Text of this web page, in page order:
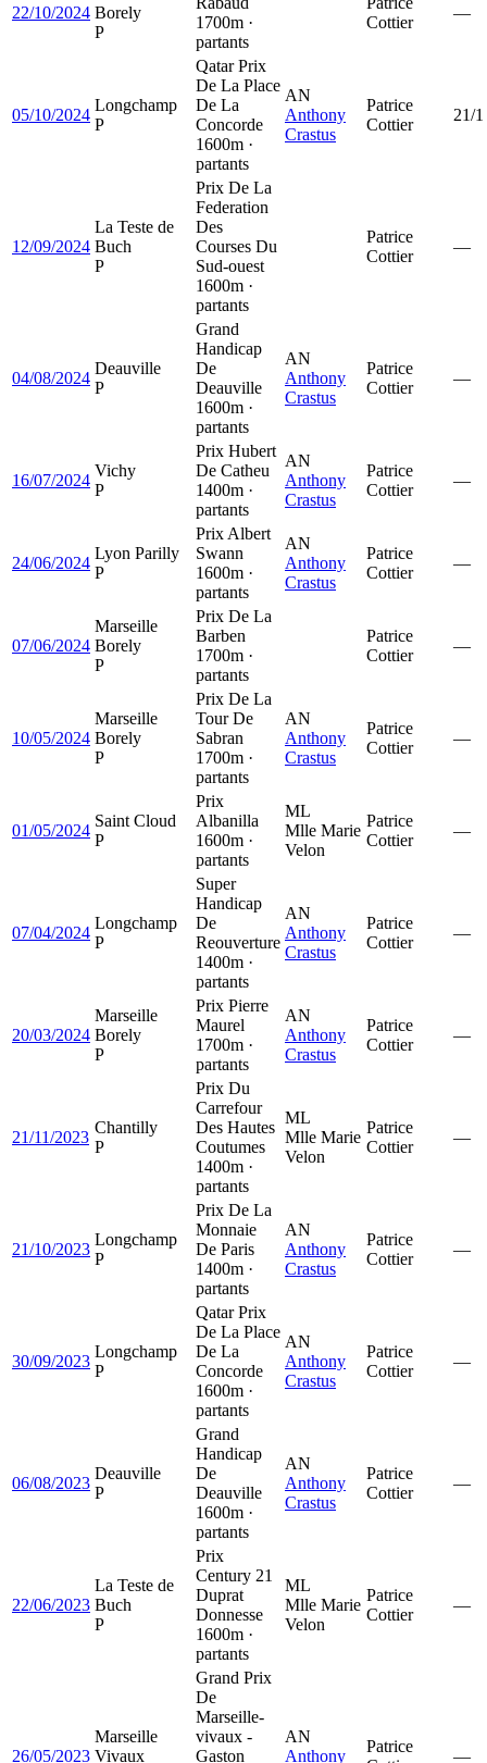
22/10/2024 Borely
P
1700m ·
partants
Cottier
—
05/10/2024
Longchamp
P
Qatar Prix
De La Place
De La
Concorde
1600m ·
partants
AN
Anthony
Crastus
Patrice
Cottier
21/1
12/09/2024
La Teste de
Buch
P
Prix De La
Federation
Des
Courses Du
Sud-ouest
1600m ·
partants
Patrice
Cottier
—
04/08/2024
Deauville
P
Grand
Handicap
De
Deauville
1600m ·
partants
AN
Anthony
Crastus
Patrice
Cottier
—
16/07/2024
Vichy
P
Prix Hubert
De Catheu
1400m ·
partants
AN
Anthony
Crastus
Patrice
Cottier
—
24/06/2024
Lyon Parilly
P
Prix Albert
Swann
1600m ·
partants
AN
Anthony
Crastus
Patrice
Cottier
—
07/06/2024
Marseille
Borely
P
Prix De La
Barben
1700m ·
partants
Patrice
Cottier
—
10/05/2024
Marseille
Borely
P
Prix De La
Tour De
Sabran
1700m ·
partants
AN
Anthony
Crastus
Patrice
Cottier
—
01/05/2024
Saint Cloud
P
Prix
Albanilla
1600m ·
partants
ML
Mlle Marie
Velon
Patrice
Cottier
—
07/04/2024
Longchamp
P
Super
Handicap
De
Reouverture
1400m ·
partants
AN
Anthony
Crastus
Patrice
Cottier
—
20/03/2024
Marseille
Borely
P
Prix Pierre
Maurel
1700m ·
partants
AN
Anthony
Crastus
Patrice
Cottier
—
21/11/2023
Chantilly
P
Prix Du
Carrefour
Des Hautes
Coutumes
1400m ·
partants
ML
Mlle Marie
Velon
Patrice
Cottier
—
21/10/2023
Longchamp
P
Prix De La
Monnaie
De Paris
1400m ·
partants
AN
Anthony
Crastus
Patrice
Cottier
—
30/09/2023
Longchamp
P
Qatar Prix
De La Place
De La
Concorde
1600m ·
partants
AN
Anthony
Crastus
Patrice
Cottier
—
06/08/2023
Deauville
P
Grand
Handicap
De
Deauville
1600m ·
partants
AN
Anthony
Crastus
Patrice
Cottier
—
22/06/2023
La Teste de
Buch
P
Prix
Century 21
Duprat
Donnesse
1600m ·
partants
ML
Mlle Marie
Velon
Patrice
Cottier
—
26/05/2023
Marseille
Vivaux
Grand Prix
De
Marseille-
vivaux -
Gaston
AN
Anthony
Patrice
—